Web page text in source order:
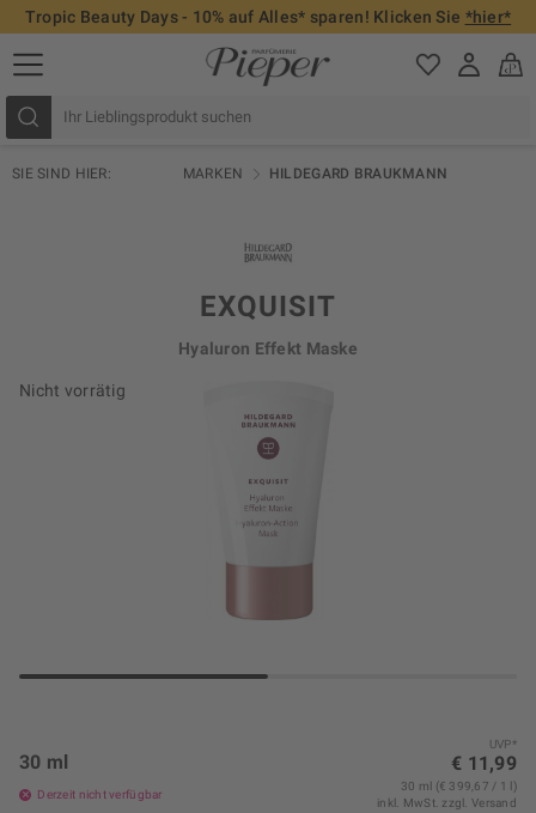
Tropic Beauty Days - 10% auf Alles* sparen! Klicken Sie *hier*
SIE SIND HIER: MARKEN HILDEGARD BRAUKMANN
Nicht vorrätig
EXQUISIT
Hyaluron Effekt Maske
UVP*
€ 11,99
30 ml
Derzeit nicht verfügbar
30 ml (€ 399,67 / 1 l)
inkl. MwSt.zzgl. Versand